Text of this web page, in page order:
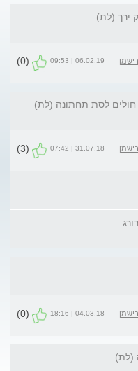
ירך (לת)
06.02.19 | 09:53
(0)
חולים לסת תחתונה (לת)
31.07.18 | 07:42
(3)
04.03.18 | 18:16
(0)